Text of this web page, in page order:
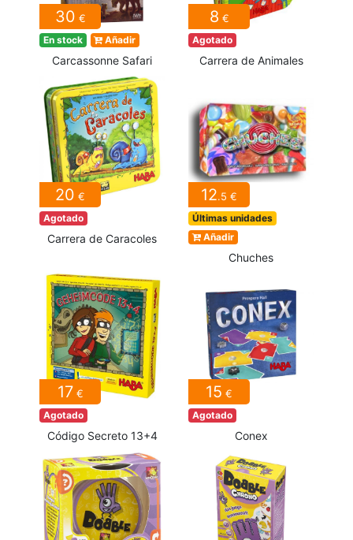
30 €
En stock Añadir
Carcassonne Safari
8 €
Agotado
Carrera de Animales
20 €
Agotado
Carrera de Caracoles
12.5 €
Últimas unidades
Añadir
Chuches
17 €
Agotado
Código Secreto 13+4
15 €
Agotado
Conex